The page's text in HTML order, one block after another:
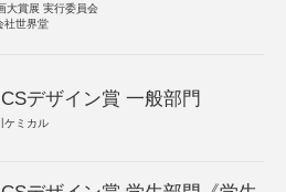
大賞展 実行委員会
社世界堂
デザイン賞 一般部門
ケミカル